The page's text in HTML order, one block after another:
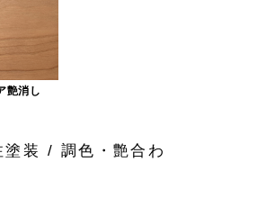
艶消し
塗装 / 調色・艶合わ